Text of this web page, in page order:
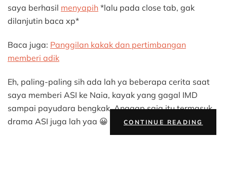
saya berhasil menyapih *lalu pada close tab, gak
dilanjutin baca xp*
Baca juga: Panggilan kakak dan pertimbangan
memberi adik
Eh, paling-paling sih ada lah ya beberapa cerita saat
saya memberi ASI ke Naia, kayak yang gagal IMD
sampai payudara bengkak. Anggap saja itu termasuk
drama ASI juga lah yaa 😀
CONTINUE READING